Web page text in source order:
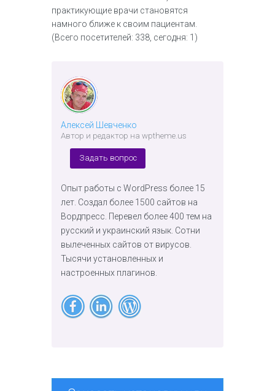
практикующие врачи становятся
намного ближе к своим пациентам.
(Всего посетителей: 338, сегодня: 1)
Алексей Шевченко
Автор и редактор на wptheme.us
Задать вопрос
Опыт работы с WordPress более 15
лет. Создал более 1500 сайтов на
Вордпресс. Перевел более 400 тем на
русский и украинский язык. Сотни
вылеченных сайтов от вирусов.
Тысячи установленных и
настроенных плагинов.